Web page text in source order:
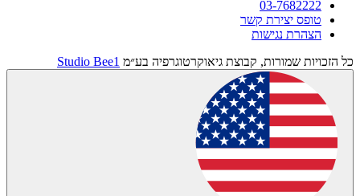
03-7682222
טופס יצירת קשר
הצהרת נגישות
כל הזכויות שמורות, קבוצת גיאוקרטוגרפיה בע״מ Studio Bee1